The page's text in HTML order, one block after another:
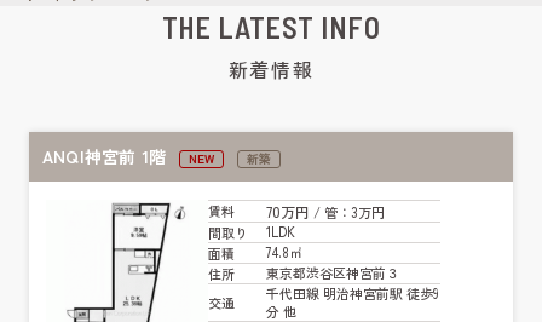
THE LATEST INFO
新着情報
ANQI神宮前 1階 NEW 新築
賃料 70万円 / 管：3万円
間取り
1LDK
面積
74.8㎡
住所
東京都渋谷区神宮前３
交通
千代田線 明治神宮前駅 徒歩9
分 他